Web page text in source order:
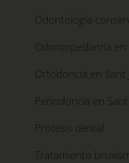
Odontología
Odontopediatría en
Ortodoncia en Sant
Periodoncia en
Prótesis dental
Tratamiento